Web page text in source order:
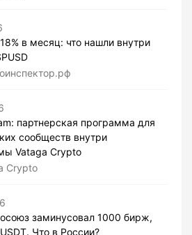
в месяц: что нашли внутри
партнерская программа для
сообществ внутри
Vataga Crypto
Crypto
заминусовал 1000 бирж,
Что в России?